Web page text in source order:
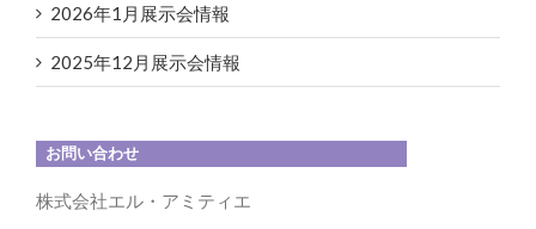
2026年1月展示会情報
2025年12月展示会情報
お問い合わせ
株式会社エル・アミティエ